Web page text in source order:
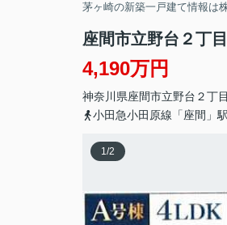
茅ヶ崎の新築一戸建て情報は
座間市立野台２
4,190万円
神奈川県座間市立野台 ２丁目
小田急小田原線「座間」
1/2